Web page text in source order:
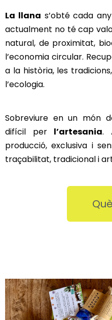
La llana s’obté cada
actualment no té cap
natural, de proximitat,
l’economia circular.
a la història, les
l’ecologia.
Sobreviure en un món
difícil per l’artesania.
producció, exclusiva i
traçabilitat, tradicional i